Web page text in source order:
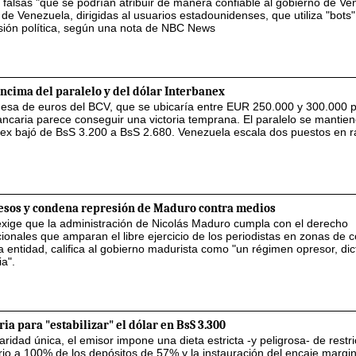
Venezuela, dirigidas al usuarios estadounidenses, que utiliza
política, según una nota de NBC News
del paralelo y del dólar Interbanex
de euros del BCV, que se ubicaría entre EUR 250.000 y 300.000
parece conseguir una victoria temprana. El paralelo se
bajó de BsS 3.200 a BsS 2.680. Venezuela escala dos puestos en
y condena represión de Maduro contra medios
que la administración de Nicolás Maduro cumpla con el derecho
que amparan el libre ejercicio de los periodistas en zonas de
califica al gobierno madurista como "un régimen opresor,
para "estabilizar" el dólar en BsS 3.300
única, el emisor impone una dieta estricta -y peligrosa- de
a 100% de los depósitos de 57% y la instauración del encaje